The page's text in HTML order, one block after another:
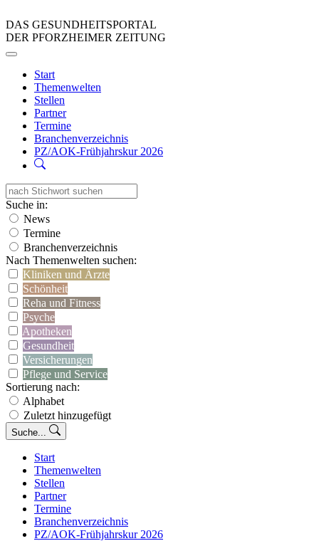
DAS GESUNDHEITSPORTAL
DER PFORZHEIMER ZEITUNG
Start
Themenwelten
Stellen
Partner
Termine
Branchenverzeichnis
PZ/AOK-Frühjahrskur 2026
Suche in:
News
Termine
Branchenverzeichnis
Nach Themenwelten suchen:
Kliniken und Ärzte
Schönheit
Reha und Fitness
Psyche
Apotheken
Gesundheit
Versicherungen
Pflege und Service
Sortierung nach:
Alphabet
Zuletzt hinzugefügt
Suche...
Start
Themenwelten
Stellen
Partner
Termine
Branchenverzeichnis
PZ/AOK-Frühjahrskur 2026